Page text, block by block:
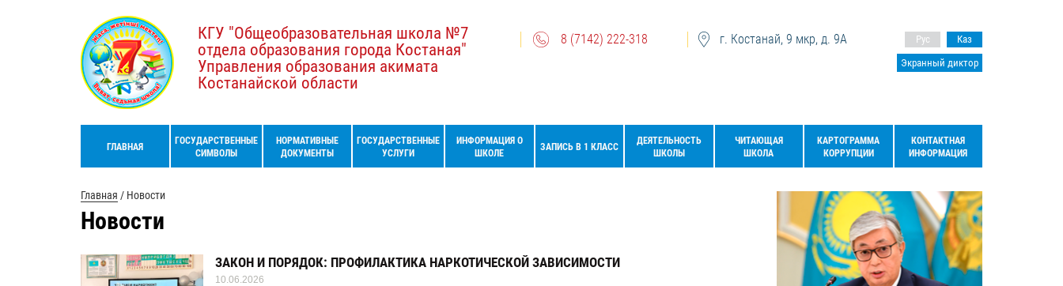
КГУ "Общеобразовательная школа №7
отдела образования города Костаная"
Управления образования акимата
Костанайской области
8 (7142) 222-318 г. Костанай, 9 мкр, д. 9А Рус
Каз
Экранный диктор
ГЛАВНАЯ
ГОСУДАРСТВЕННЫЕ
СИМВОЛЫ
НОРМАТИВНЫЕ
ДОКУМЕНТЫ
ГОСУДАРСТВЕННЫЕ
УСЛУГИ
ИНФОРМАЦИЯ О
ШКОЛЕ
ЗАПИСЬ В 1 КЛАСС
ДЕЯТЕЛЬНОСТЬ
ШКОЛЫ
ЧИТАЮЩАЯ
ШКОЛА
КАРТОГРАММА
КОРРУПЦИИ
КОНТАКТНАЯ
ИНФОРМАЦИЯ
Главная / Новости
Новости
ЗАКОН И ПОРЯДОК: ПРОФИЛАКТИКА НАРКОТИЧЕСКОЙ ЗАВИСИМОСТИ
10.06.2026